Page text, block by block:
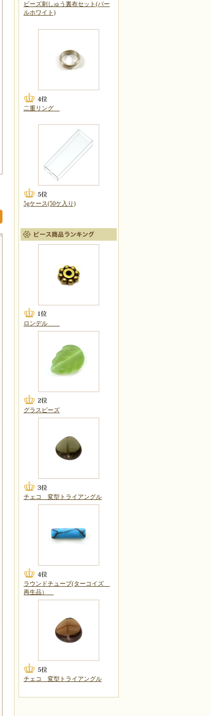
ビーズ刺しゅう裏布セット(パー
ルホワイト)
二重リング
5gケース(50ケ入り)
ロンデル
グラスビーズ
チェコ 変型トライアングル
ラウンドチューブ(ターコイズ
再生品）
チェコ 変型トライアングル